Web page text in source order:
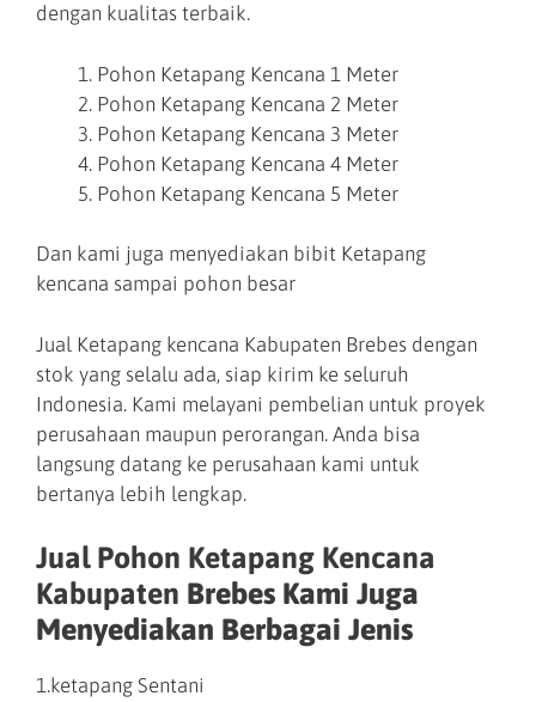
dengan kualitas terbaik.
Pohon Ketapang Kencana 1 Meter
Pohon Ketapang Kencana 2 Meter
Pohon Ketapang Kencana 3 Meter
Pohon Ketapang Kencana 4 Meter
Pohon Ketapang Kencana 5 Meter
Dan kami juga menyediakan bibit Ketapang
kencana sampai pohon besar
Jual Ketapang kencana Kabupaten Brebes dengan
stok yang selalu ada, siap kirim ke seluruh
Indonesia. Kami melayani pembelian untuk proyek
perusahaan maupun perorangan. Anda bisa
langsung datang ke perusahaan kami untuk
bertanya lebih lengkap.
Jual Pohon Ketapang Kencana
Kabupaten Brebes Kami Juga
Menyediakan Berbagai Jenis
1.ketapang Sentani